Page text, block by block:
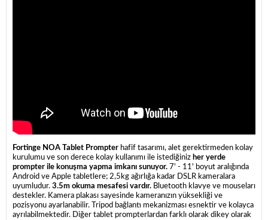
Fortinge NOA Tablet Prompter hafif tasarımı, alet gerektirmeden kolay
kurulumu ve son derece kolay kullanımı ile istediğiniz her yerde
prompter ile konuşma yapma imkanı sunuyor. 7' - 11' boyut aralığında
Android ve Apple tabletlere; 2,5kg ağırlığa kadar DSLR kameralara
uyumludur. 3.5m okuma mesafesi vardır. Bluetooth klavye ve mouseları
destekler. Kamera plakası sayesinde kameranızın yüksekliği ve
pozisyonu ayarlanabilir. Tripod bağlantı mekanizması esnektir ve kolayca
ayrılabilmektedir. Diğer tablet prompterlardan farklı olarak dikey olarak